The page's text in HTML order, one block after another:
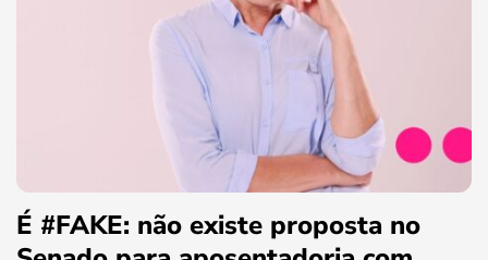
É #FAKE: não existe proposta no